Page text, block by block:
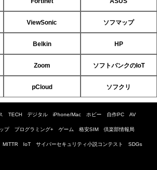
ViewSonic ソフマップ
Belkin HP
Zoom ソフトバンクのIoT
pCloud ソフクリ
TECH デジタル iPhone/Mac ホビー 自作PC AV
プ プログラミング+ ゲーム 格安SIM 倶楽部情報局
MITTR IoT サイバーセキュリティ小説コンテスト SDGs